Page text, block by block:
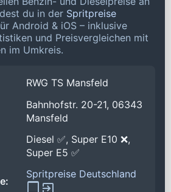
du in der Spritpreise
Android & iOS – inklusive
und Preisvergleichen mit
im Umkreis.
RWG TS Mansfeld
Bahnhofstr. 20-21, 06343
Mansfeld
Diesel ✅, Super E10 ❌,
Super E5 ✅
Spritpreise Deutschland